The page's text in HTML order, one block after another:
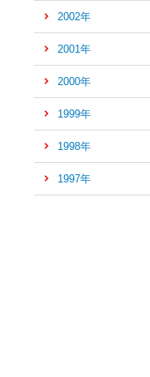
2002年
2001年
2000年
1999年
1998年
1997年